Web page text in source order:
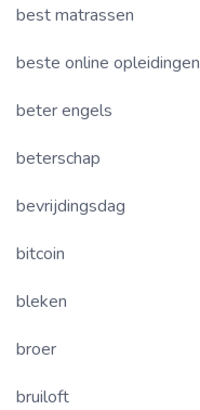
best matrassen
beste online opleidingen
beter engels
beterschap
bevrijdingsdag
bitcoin
bleken
broer
bruiloft